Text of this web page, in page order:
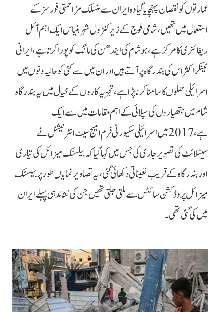
عمارتوں کو نقصان پہنچایا گیا وہ ایران سے منسلک مزاحمتی فورسز کے
استعمال میں تھیں، شامی فوج کے زیر کنٹرول شہر بنیاس ایک اہم آئل
ریفائنری کا مرکز ہے، جو شام کی ایندھن کی مانگ کو پورا کرتا ہے، ایرانی
ٹینکر اکثر اس کی بندرگاہ پر آتے ہیں اور ان میں سے کئی کو حالیہ دنوں میں
اسرائیلی حملوں کا سامنا کرنا پڑا ہے، تجزیہ کاروں کے خیال میں یہ بندرگاہ
شام میں ہتھیاروں کی سپلائی کے اہم مقامات میں سے ایک
ہے، 2017 میں اسرائیلی سکیورٹی فرم امیج سیٹ انٹرنیشنل نے
سیٹلائٹ کی تصویر جاری کی جس میں کہا گیا کہ بیلسٹک میزائل کی تیاری
اور بندرگاہ کے قریب تعیناتی دکھائی گئی، یہ تصاویر نمایاں طور پر بیلسٹک
میزائل پروڈکشن سائٹس سے ملتی جلتی تھیں جن کی نشاندہی پہلے ایران
میں کی گئی تھی۔